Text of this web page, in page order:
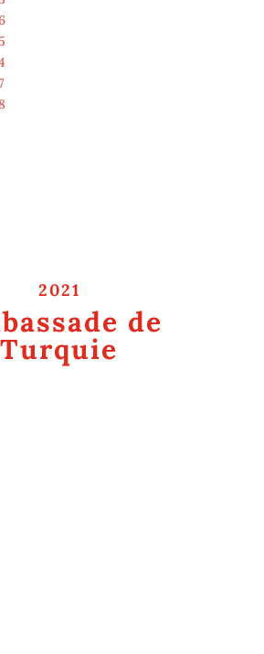
2021
de
Turquie